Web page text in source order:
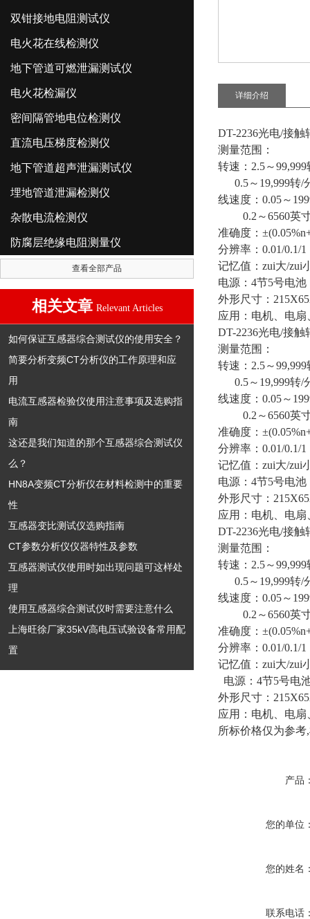
双钳接地电阻测试仪
电火花在线检测仪
地下管道可燃泄漏测试仪
电火花检漏仪
密间隔管地电位检测仪
直流电压梯度检测仪
地下管道超声泄漏测试仪
埋地管道泄漏检测仪
杂散电流检测仪
防腐层绝缘电阻测量仪
查看全部产品
相关文章 Relevant Articles
如何保证互感器综合测试仪的使用安全？
简要分析变频CT分析仪的工作原理和应
用
电流互感器检验仪使用注意事项及选购指
南
这还是我们知道的那个互感器综合测试仪
么？
HN8A变频CT分析仪在材料检测中的重要
性
互感器变比测试仪选购指南
CT参数分析仪仪器特性及参数
互感器测试仪使用时如出现问题可这样处
理
使用互感器综合测试仪时需要注意什么
上海旺徐厂家35kV高电压试验设备常用配
置
详细介绍
DT-2236光电/接触
测量范围：
转速：2.5～
0.5～19,999转/
线速度：0.05～
0.2～6560英
准确度：
分辨率：0.01/0.1/1
记忆值：zui大/zui
电源：4节5号电池
外形尺寸：
应用：电机、电
DT-2236光电/接触
测量范围：
转速：2.5～
0.5～19,999转/
线速度：0.05～
0.2～6560英
准确度：
分辨率：0.01/0.1/1
记忆值：zui大/zui
电源：4节5号电池
外形尺寸：
应用：电机、电
DT-2236光电/接触
测量范围：
转速：2.5～
0.5～19,999转/
线速度：0.05～
0.2～6560英
准确度：
分辨率：0.01/0.1/1
记忆值：zui大/zui
电源：4节5号电
外形尺寸：
应用：电机、电
所标价格仅为参
产品
您的单位
您的姓名
联系电话